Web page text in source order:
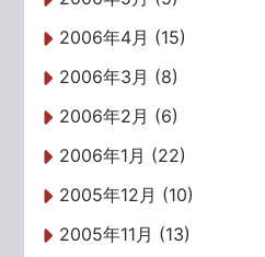
2006年4月 (15)
2006年3月 (8)
2006年2月 (6)
2006年1月 (22)
2005年12月 (10)
2005年11月 (13)